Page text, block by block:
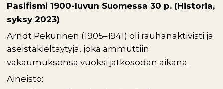
Pasifismi 1900-luvun Suomessa 30 p. (Historia,
syksy 2023)
Arndt Pekurinen (1905–1941) oli rauhanaktivisti ja
aseistakieltäytyjä, joka ammuttiin
vakaumuksensa vuoksi jatkosodan aikana.
Aineisto: